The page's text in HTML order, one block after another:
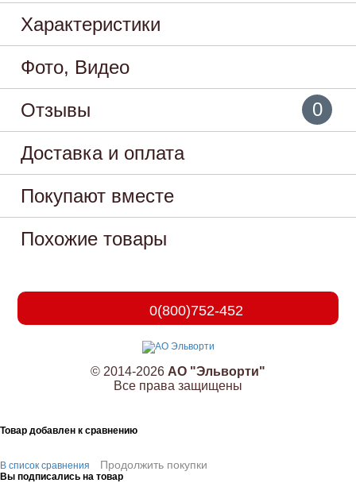
Характеристики
Фото, Видео
Отзывы
0
Доставка и оплата
Покупают вместе
Похожие товары
0(800)752-452
© 2014-2026 АО "Эльворти"
Все права защищены
Товар добавлен к сравнению
В список сравнения Продолжить покупки
Вы подписались на товар